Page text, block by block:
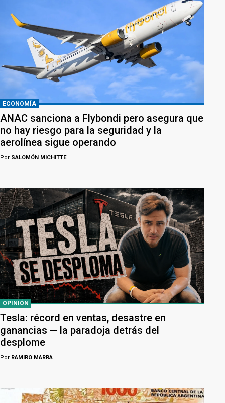
ECONOMÍA
ANAC sanciona a Flybondi pero asegura que
no hay riesgo para la seguridad y la
aerolínea sigue operando
Por SALOMÓN MICHITTE
OPINIÓN
Tesla: récord en ventas, desastre en
ganancias — la paradoja detrás del
desplome
Por RAMIRO MARRA